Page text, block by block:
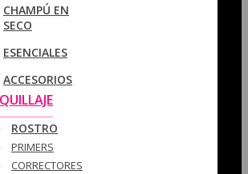
CHAMPÚ EN
SECO
ESENCIALES
ACCESORIOS
ROSTRO
PRIMERS
CORRECTORES